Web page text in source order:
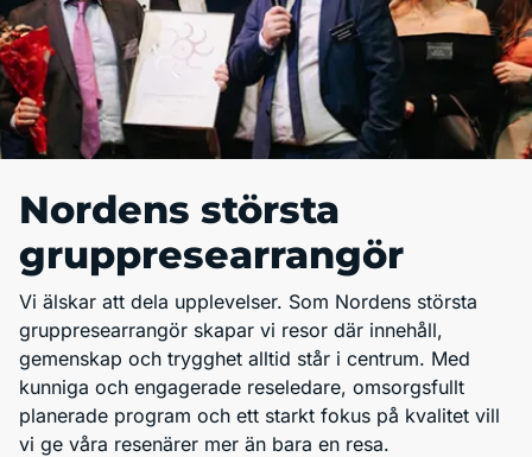
Nordens största
gruppresearrangör
Vi älskar att dela upplevelser. Som Nordens största
gruppresearrangör skapar vi resor där innehåll,
gemenskap och trygghet alltid står i centrum. Med
kunniga och engagerade reseledare, omsorgsfullt
planerade program och ett starkt fokus på kvalitet vill
vi ge våra resenärer mer än bara en resa.